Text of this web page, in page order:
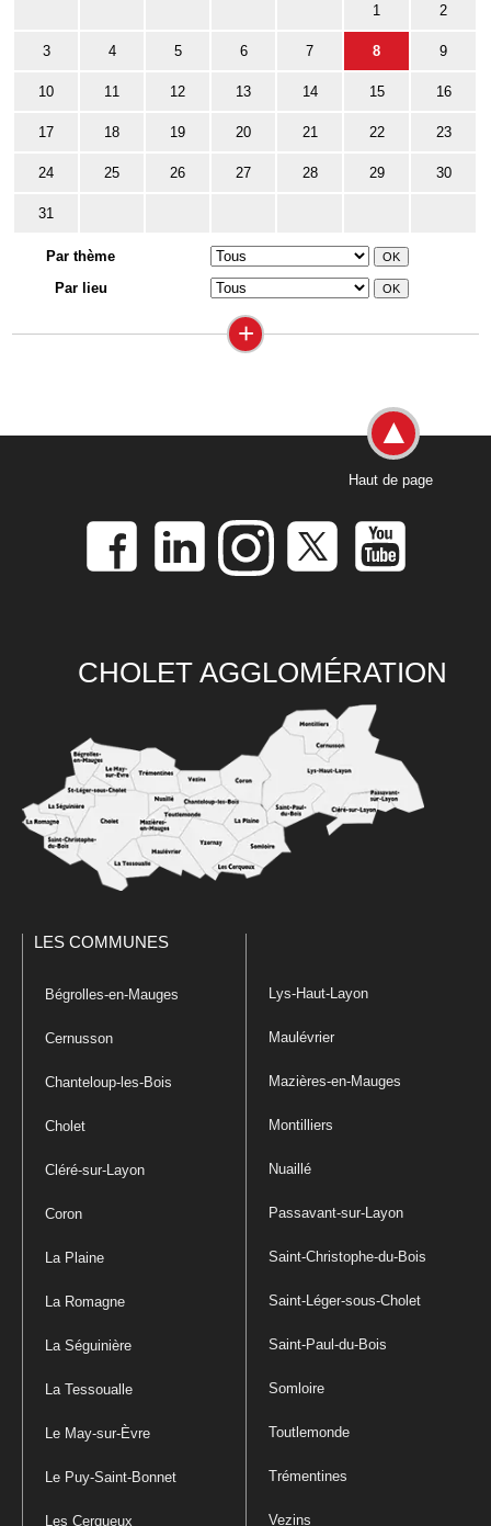
1 2
3 4 5 6 7 8 9
10 11 12 13 14 15 16
17 18 19 20 21 22 23
24 25 26 27 28 29 30
31
Par thème
Par lieu
+
Haut de page
CHOLET AGGLOMÉRATION
LES COMMUNES
Bégrolles-en-Mauges
Cernusson
Chanteloup-les-Bois
Cholet
Cléré-sur-Layon
Coron
La Plaine
La Romagne
La Séguinière
La Tessoualle
Le May-sur-Èvre
Le Puy-Saint-Bonnet
Les Cerqueux
Lys-Haut-Layon
Maulévrier
Mazières-en-Mauges
Montilliers
Nuaillé
Passavant-sur-Layon
Saint-Christophe-du-Bois
Saint-Léger-sous-Cholet
Saint-Paul-du-Bois
Somloire
Toutlemonde
Trémentines
Vezins